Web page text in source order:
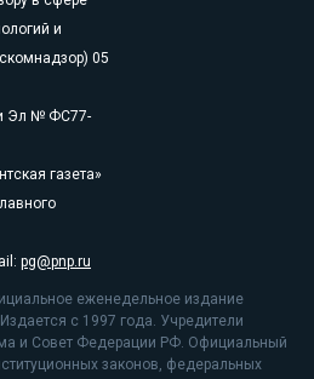
и
05
Эл № ФС77-
газета»
pg@pnp.ru
еженедельное издание
с 1997 года. Учредители
и Совет Федерации РФ. Официальный
законов, федеральных